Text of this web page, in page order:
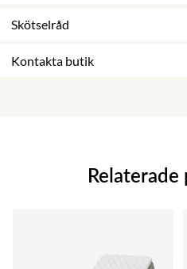
Skötselråd
Kontakta butik